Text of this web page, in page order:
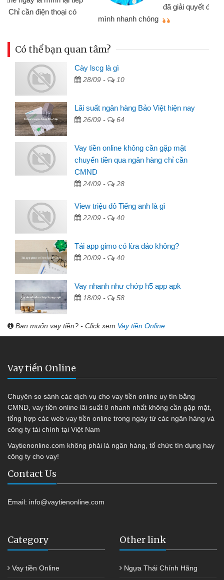
đã giải quyết được công việc của
Có thể bạn quan tâm?
Cày lscg là gì
28/09 - 10
Lãi suất ngân hàng Bảo Việt hiện nay
26/09 - 64
Vay tiền online không cần gặp mặt
chuyển tiền qua ngân hàng chỉ cần
CMND
24/09 - 28
View triệu đô Tiếng anh là gì
22/09 - 40
Tải app gimo có lừa đảo không?
20/09 - 40
Vay nhanh như chớp h5 app apk
18/09 - 58
Bạn muốn vay tiền? - Click xem Vay tiền Online
Vay tiền Online
Chuyên so sánh các dịch vụ cho vay tiền online uy tín bằng
CMND, vay tiền online lãi suất 0 nhanh nhất không cần gặp mặt,
tổng hợp các web vay tiền online trong ngày từ các ngân hàng và
công ty tài chính tại Việt Nam
Vaytienonline.com không phải là ngân hàng, tổ chức tín dụng hay
công ty cho vay!
Contact Us
Email: info@vaytienonline.com
Category
Vay tiền Online
Other link
Ngựa Thái Chính Hãng